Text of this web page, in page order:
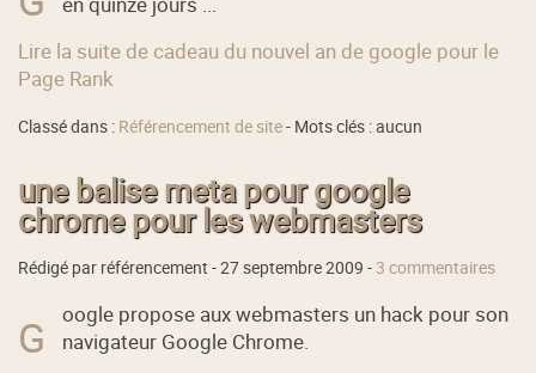
Lire la suite de cadeau du nouvel an de google pour le
Page Rank
Classé dans : Référencement de site- Mots clés : aucun
une balise meta pour google
chrome pour les webmasters
Rédigé par référencement -27 septembre 2009 - 3 commentaires
G
oogle propose aux webmasters un hack pour son
navigateur Google Chrome.